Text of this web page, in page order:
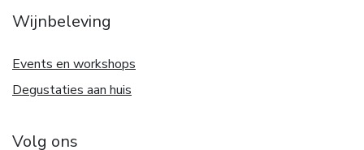
Wijnbeleving
Events en workshops
Degustaties aan huis
Volg ons